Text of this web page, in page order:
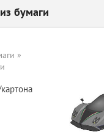
бумаги
»